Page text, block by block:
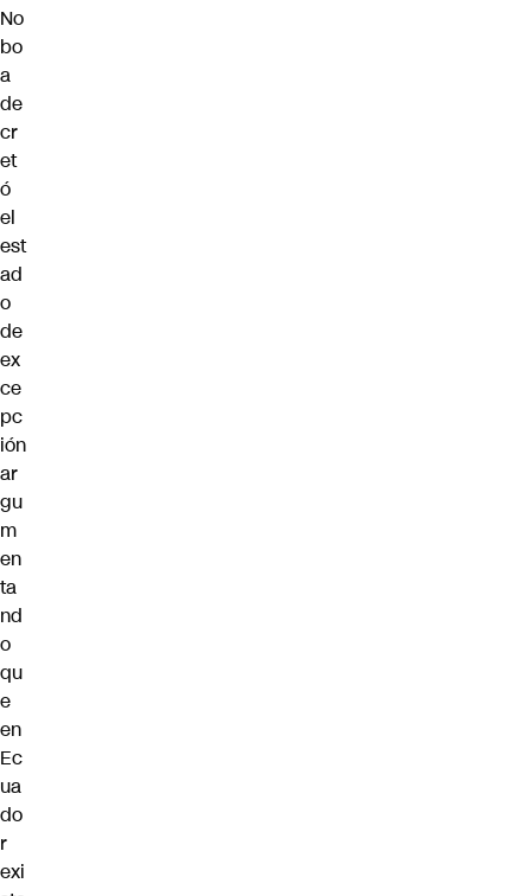
No
bo
a
de
cr
et
ó
el
est
ad
o
de
ex
ce
pc
ión
ar
gu
m
en
ta
nd
o
qu
e
en
Ec
ua
do
r
exi